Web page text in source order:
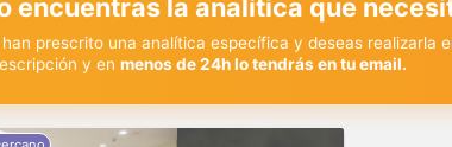
encuentras la analítica que
prescrito una analítica específica y deseas realizarla
y en menos de 24h lo tendrás en tu email.